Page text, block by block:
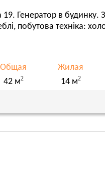
Генератор в будинку.
побутова техніка:
Общая
42 м2
Жилая
14 м2